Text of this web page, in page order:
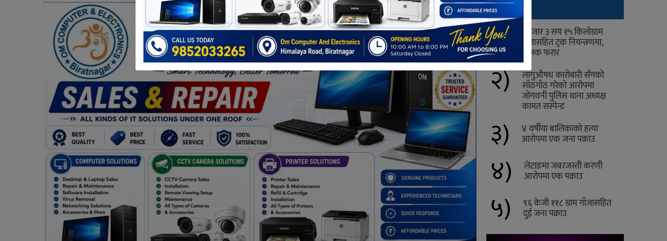
ताजा
१) १ हजार ३ सय १५ किलोग्राम
गाँजासहित ट्रक नियन्त्रणमा,
चालक फरार
२) लागुऔषध कारोबारी सँगको
साँठगाँठ गरेको आरोपमा
जोगवनी पुलिस थाना अध्यक्ष
कामत सस्पेन्ड
३) ४ वर्षीया बालिकाको हत्या
आरोपमा एक जना पक्राउ
४) लेटाङमा जबरजस्ती करणी
आरोपमा एक पक्राउ
५) ९६ केजी ११८ ग्राम गाँजासहित
दुई जना पक्राउ